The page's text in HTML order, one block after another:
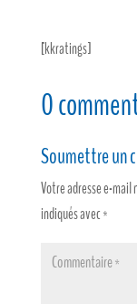
[kkratings]
0
Soumettre un
Votre adresse e-mail
indiqués avec*